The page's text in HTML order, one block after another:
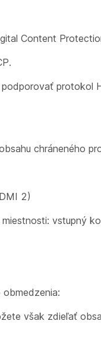
Content
protokol
chráneného
2)
vstupný
však zdieľať